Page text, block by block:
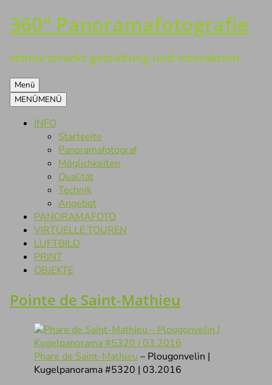
Zum
Inhalt
360° Panoramafotografie
schnurstracks gestaltung und interaktion
Menü
MENÜMENÜ
INFO
Startseite
Panoramafotograf
Möglichkeiten
Qualität
Technik
Angebot
PANORAMAFOTO
VIRTUELLE TOUREN
LUFTBILD
PRINT
OBJEKTE
Pointe de Saint-Mathieu
Phare de Saint-Mathieu – Plougonvelin |
Kugelpanorama #5320 | 03.2016